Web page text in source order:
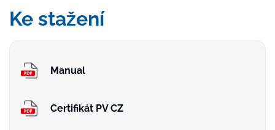
Ke stažení
Manual
Certifikát PV CZ